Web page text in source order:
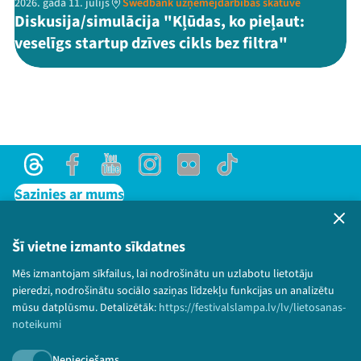
Šī vietne izmanto sīkdatnes
Mēs izmantojam sīkfailus, lai nodrošinātu un uzlabotu lietotāju
pieredzi, nodrošinātu sociālo saziņas līdzekļu funkcijas un analizētu
mūsu datplūsmu. Detalizētāk: https://festivalslampa.lv/lv/lietosanas-
noteikumi
2026. gada 11. jūlijs Swedbank uzņēmējdarbības skatuve
Diskusija/simulācija "Kļūdas, ko pieļaut:
veselīgs startup dzīves cikls bez filtra"
ThreadsFacebookYoutubeInstagram
Flick TikTok
Sazinies ar mums
Lietošanas noteikumi un sīkdatņu politika
Bērnu aizsardzības politika
© 2026 Sarunu festivāls LAMPA Visas tiesības
paturētas.